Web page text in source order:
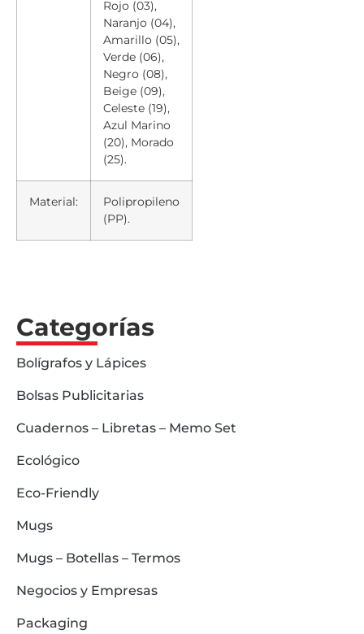
Rojo (03),
Naranjo (04),
Amarillo (05),
Verde (06),
Negro (08),
Beige (09),
Celeste (19),
Azul Marino
(20), Morado
(25).
Material:
Polipropileno
(PP).
Categorías
Bolígrafos y Lápices
Bolsas Publicitarias
Cuadernos – Libretas – Memo Set
Ecológico
Eco-Friendly
Mugs
Mugs – Botellas – Termos
Negocios y Empresas
Packaging